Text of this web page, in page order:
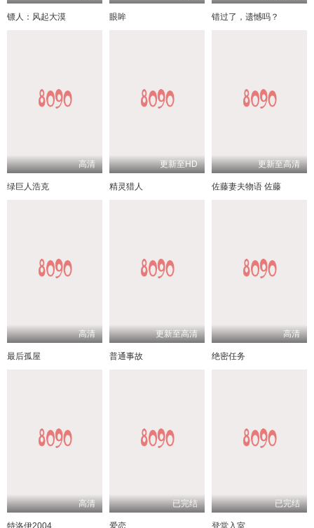
镖人：风起大漠 眼眸 错过了，遗憾吗？
高清
绿巨人浩克
更新至HD
精灵猎人
更新至高清
佐藤妻夫物语 佐藤
高清
最后孤屋
更新至高清
普通事故
高清
绝密任务
高清
特洛伊2004
已完结
爱恋
已完结
登堂入室